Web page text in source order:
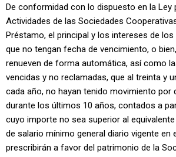
De conformidad con lo dispuesto en la Ley
Actividades de las Sociedades
Préstamo, el principal y los intereses de
que no tengan fecha de vencimiento, o
renueven de forma automática, así como
vencidas y no reclamadas, que al treinta y
cada año, no hayan tenido movimiento
durante los últimos 10 años, contados a
cuyo importe no sea superior al
de salario mínimo general diario vigente en
prescribirán a favor del patrimonio de la